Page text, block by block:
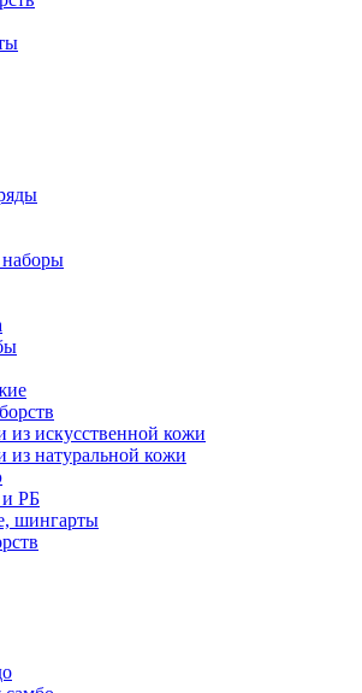
наборы
из искусственной кожи
из натуральной кожи
РБ
шингарты